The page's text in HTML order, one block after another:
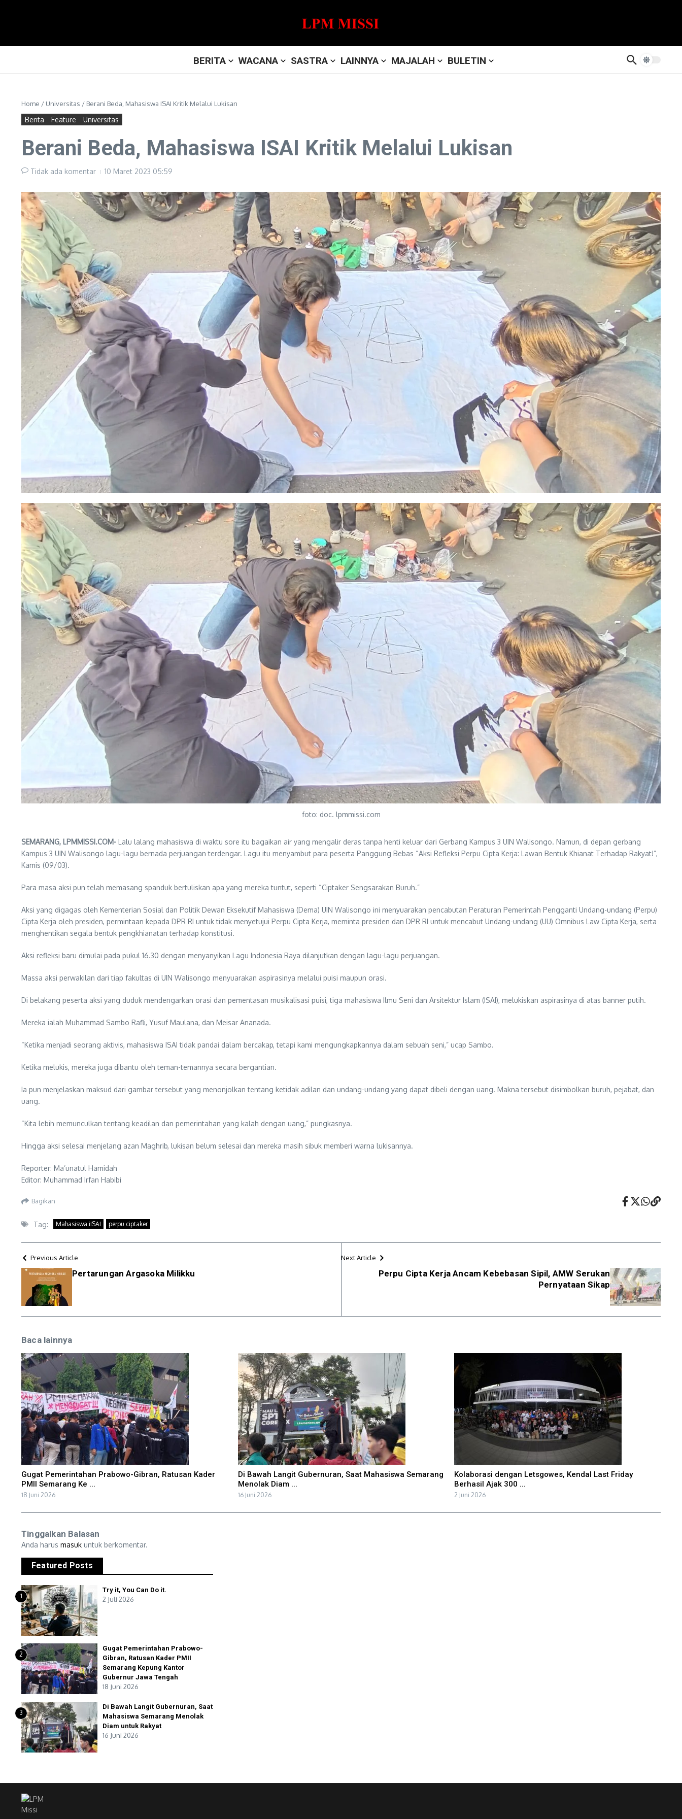
BERITA WACANA SASTRA LAINNYA MAJALAH BULETIN
Home / Universitas / Berani Beda, Mahasiswa ISAI Kritik Melalui Lukisan
Berita Feature Universitas
Berani Beda, Mahasiswa ISAI Kritik Melalui Lukisan
Tidak ada komentar 10 Maret 2023 05:59
foto: doc. lpmmissi.com
SEMARANG, LPMMISSI.COM- Lalu lalang mahasiswa di waktu sore itu bagaikan air yang mengalir deras tanpa henti keluar dari Gerbang Kampus 3 UIN Walisongo. Namun, di depan gerbang
Kampus 3 UIN Walisongo lagu-lagu bernada perjuangan terdengar. Lagu itu menyambut para peserta Panggung Bebas “Aksi Refleksi Perpu Cipta Kerja: Lawan Bentuk Khianat Terhadap Rakyat!”,
Kamis (09/03).
Para masa aksi pun telah memasang spanduk bertuliskan apa yang mereka tuntut, seperti “Ciptaker Sengsarakan Buruh.”
Aksi yang digagas oleh Kementerian Sosial dan Politik Dewan Eksekutif Mahasiswa (Dema) UIN Walisongo ini menyuarakan pencabutan Peraturan Pemerintah Pengganti Undang-undang (Perpu)
Cipta Kerja oleh presiden, permintaan kepada DPR RI untuk tidak menyetujui Perpu Cipta Kerja, meminta presiden dan DPR RI untuk mencabut Undang-undang (UU) Omnibus Law Cipta Kerja, serta
menghentikan segala bentuk pengkhianatan terhadap konstitusi.
Aksi refleksi baru dimulai pada pukul 16.30 dengan menyanyikan Lagu Indonesia Raya dilanjutkan dengan lagu-lagu perjuangan.
Massa aksi perwakilan dari tiap fakultas di UIN Walisongo menyuarakan aspirasinya melalui puisi maupun orasi.
Di belakang peserta aksi yang duduk mendengarkan orasi dan pementasan musikalisasi puisi, tiga mahasiswa Ilmu Seni dan Arsitektur Islam (ISAI), melukiskan aspirasinya di atas banner putih.
Mereka ialah Muhammad Sambo Rafli, Yusuf Maulana, dan Meisar Ananada.
“Ketika menjadi seorang aktivis, mahasiswa ISAI tidak pandai dalam bercakap, tetapi kami mengungkapkannya dalam sebuah seni,” ucap Sambo.
Ketika melukis, mereka juga dibantu oleh teman-temannya secara bergantian.
Ia pun menjelaskan maksud dari gambar tersebut yang menonjolkan tentang ketidak adilan dan undang-undang yang dapat dibeli dengan uang. Makna tersebut disimbolkan buruh, pejabat, dan
uang.
“Kita lebih memunculkan tentang keadilan dan pemerintahan yang kalah dengan uang,” pungkasnya.
Hingga aksi selesai menjelang azan Maghrib, lukisan belum selesai dan mereka masih sibuk memberi warna lukisannya.
Reporter: Ma’unatul Hamidah
Editor: Muhammad Irfan Habibi
Bagikan
Tag: Mahasiswa iISAI perpu ciptaker
Previous Article
Pertarungan Argasoka Milikku
Next Article
Perpu Cipta Kerja Ancam Kebebasan Sipil, AMW Serukan
Pernyataan Sikap
Baca lainnya
Gugat Pemerintahan Prabowo-Gibran, Ratusan Kader
PMII Semarang Ke ...
18 Juni 2026
Di Bawah Langit Gubernuran, Saat Mahasiswa Semarang
Menolak Diam ...
16 Juni 2026
Kolaborasi dengan Letsgowes, Kendal Last Friday
Berhasil Ajak 300 ...
2 Juni 2026
Tinggalkan Balasan
Anda harus masuk untuk berkomentar.
Featured Posts
1
Try it, You Can Do it.
2 Juli 2026
2
Gugat Pemerintahan Prabowo-
Gibran, Ratusan Kader PMII
Semarang Kepung Kantor
Gubernur Jawa Tengah
18 Juni 2026
3
Di Bawah Langit Gubernuran, Saat
Mahasiswa Semarang Menolak
Diam untuk Rakyat
16 Juni 2026